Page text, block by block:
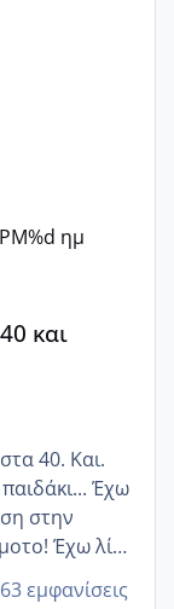
%d ημ
και
40. Και.
Έχω
στην
Έχω λίγα
προσπαθώ
εμφανίσεις